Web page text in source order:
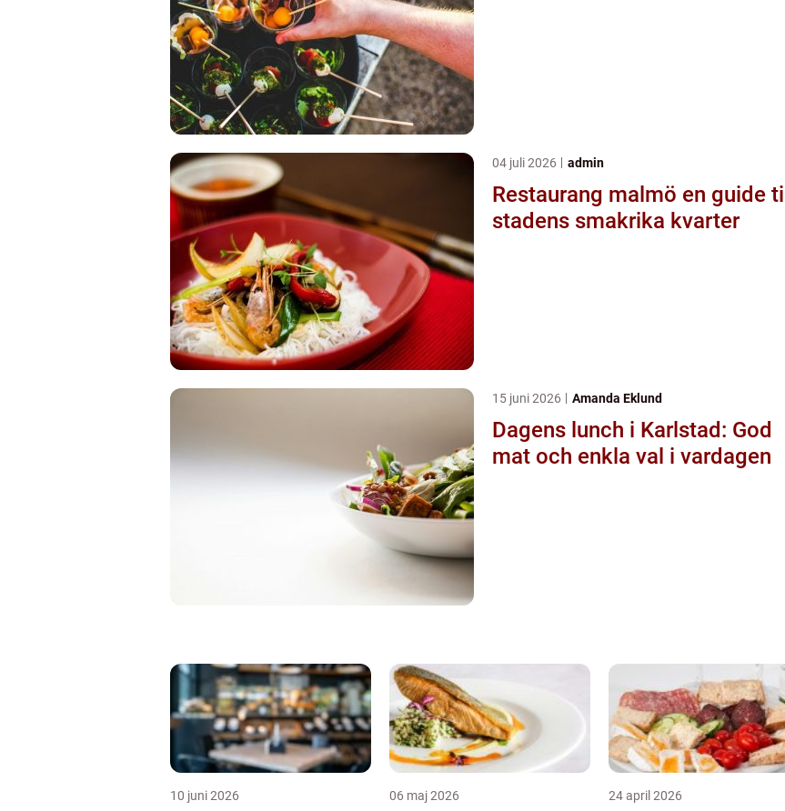
04 juli 2026 admin
Restaurang malmö en guide till
stadens smakrika kvarter
15 juni 2026 Amanda Eklund
Dagens lunch i Karlstad: God
mat och enkla val i vardagen
10 juni 2026 06 maj 2026 24 april 2026